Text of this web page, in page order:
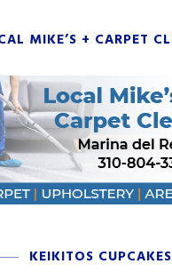
MIKE’S + CARPET
KEIKITOS CUPCAKES